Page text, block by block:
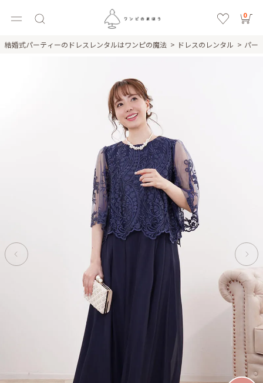
0
結婚式パーティーのドレスレンタルはワンピの魔法 ドレスのレンタル パー